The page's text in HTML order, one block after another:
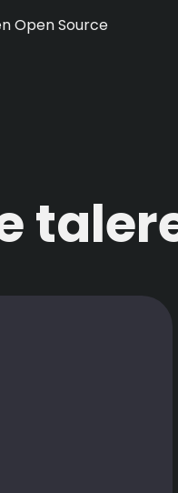
Open Source